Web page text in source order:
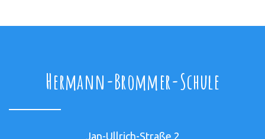
Hermann-Brommer-Schule
Jan-Ullrich-Straße 2